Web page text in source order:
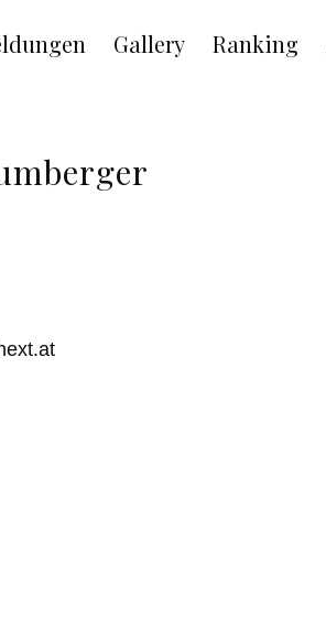
Gallery Ranking